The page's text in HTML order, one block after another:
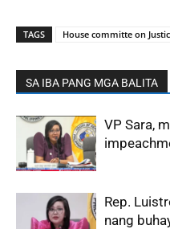
TAGS House committe on
SA IBA PANG MGA BALITA
VP Sara,
Rep.
nang